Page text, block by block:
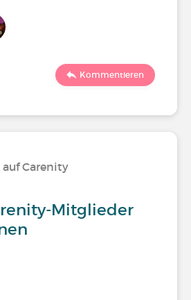
Kommentieren
Carenity
Mitglieder